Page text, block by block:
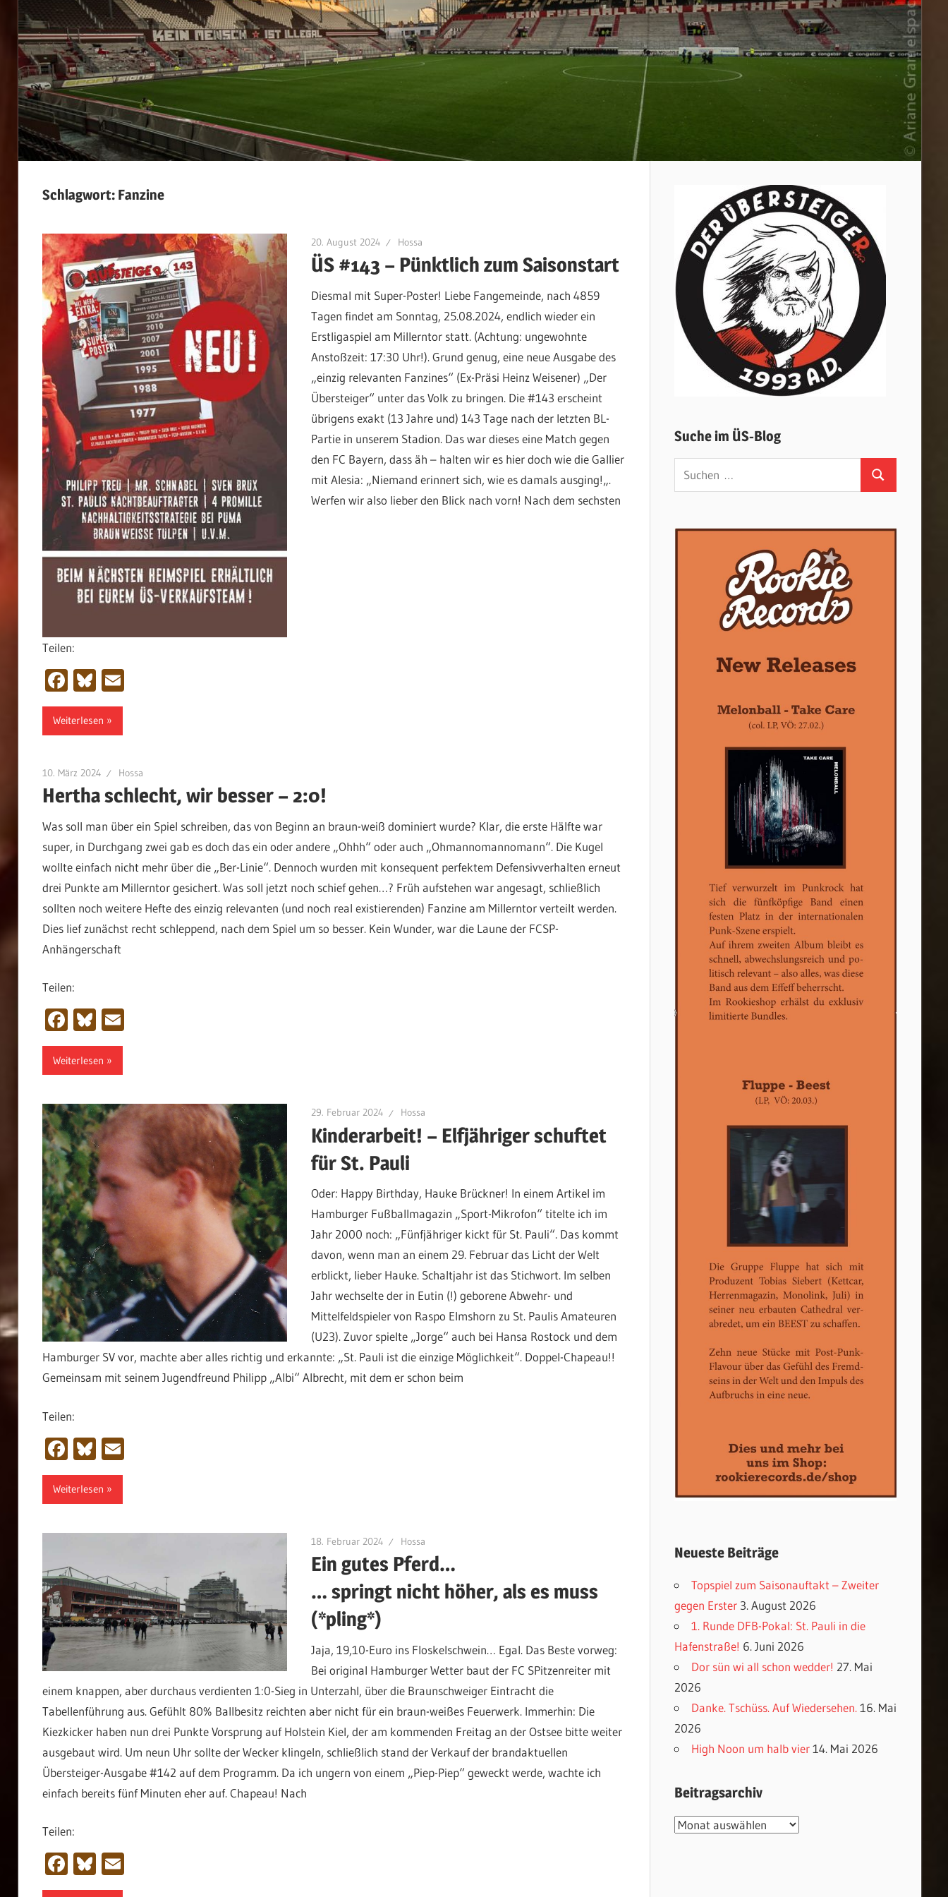
Schlagwort: Fanzine
20. August 2024 Hossa
ÜS #143 – Pünktlich zum Saisonstart
Diesmal mit Super-Poster! Liebe Fangemeinde, nach 4859
Tagen findet am Sonntag, 25.08.2024, endlich wieder ein
Erstligaspiel am Millerntor statt. (Achtung: ungewohnte
Anstoßzeit: 17:30 Uhr!). Grund genug, eine neue Ausgabe des
„einzig relevanten Fanzines“ (Ex-Präsi Heinz Weisener) „Der
Übersteiger“ unter das Volk zu bringen. Die #143 erscheint
übrigens exakt (13 Jahre und) 143 Tage nach der letzten BL-
Partie in unserem Stadion. Das war dieses eine Match gegen
den FC Bayern, dass äh – halten wir es hier doch wie die Gallier
mit Alesia: „Niemand erinnert sich, wie es damals ausging!„.
Werfen wir also lieber den Blick nach vorn! Nach dem sechsten
Teilen:
Facebook
Bluesky
Email
Weiterlesen
10. März 2024 Hossa
Hertha schlecht, wir besser – 2:0!
Was soll man über ein Spiel schreiben, das von Beginn an braun-weiß dominiert wurde? Klar, die erste Hälfte war
super, in Durchgang zwei gab es doch das ein oder andere „Ohhh“ oder auch „Ohmannomannomann“. Die Kugel
wollte einfach nicht mehr über die „Ber-Linie“. Dennoch wurden mit konsequent perfektem Defensivverhalten erneut
drei Punkte am Millerntor gesichert. Was soll jetzt noch schief gehen…? Früh aufstehen war angesagt, schließlich
sollten noch weitere Hefte des einzig relevanten (und noch real existierenden) Fanzine am Millerntor verteilt werden.
Dies lief zunächst recht schleppend, nach dem Spiel um so besser. Kein Wunder, war die Laune der FCSP-
Anhängerschaft
Teilen:
Facebook
Bluesky
Email
Weiterlesen
29. Februar 2024 Hossa
Kinderarbeit! – Elfjähriger schuftet
für St. Pauli
Oder: Happy Birthday, Hauke Brückner! In einem Artikel im
Hamburger Fußballmagazin „Sport-Mikrofon“ titelte ich im
Jahr 2000 noch: „Fünfjähriger kickt für St. Pauli“. Das kommt
davon, wenn man an einem 29. Februar das Licht der Welt
erblickt, lieber Hauke. Schaltjahr ist das Stichwort. Im selben
Jahr wechselte der in Eutin (!) geborene Abwehr- und
Mittelfeldspieler von Raspo Elmshorn zu St. Paulis Amateuren
(U23). Zuvor spielte „Jorge“ auch bei Hansa Rostock und dem
Hamburger SV vor, machte aber alles richtig und erkannte: „St. Pauli ist die einzige Möglichkeit“. Doppel-Chapeau!!
Gemeinsam mit seinem Jugendfreund Philipp „Albi“ Albrecht, mit dem er schon beim
Teilen:
Facebook
Bluesky
Email
Weiterlesen
18. Februar 2024 Hossa
Ein gutes Pferd…
… springt nicht höher, als es muss
(*pling*)
Jaja, 19,10-Euro ins Floskelschwein… Egal. Das Beste vorweg:
Bei original Hamburger Wetter baut der FC SPitzenreiter mit
einem knappen, aber durchaus verdienten 1:0-Sieg in Unterzahl, über die Braunschweiger Eintracht die
Tabellenführung aus. Gefühlt 80% Ballbesitz reichten aber nicht für ein braun-weißes Feuerwerk. Immerhin: Die
Kiezkicker haben nun drei Punkte Vorsprung auf Holstein Kiel, der am kommenden Freitag an der Ostsee bitte weiter
ausgebaut wird. Um neun Uhr sollte der Wecker klingeln, schließlich stand der Verkauf der brandaktuellen
Übersteiger-Ausgabe #142 auf dem Programm. Da ich ungern von einem „Piep-Piep“ geweckt werde, wachte ich
einfach bereits fünf Minuten eher auf. Chapeau! Nach
Teilen:
Facebook
Bluesky
Email
Suche im ÜS-Blog
Suchen
nach:
Suchen
Neueste Beiträge
Topspiel zum Saisonauftakt – Zweiter
gegen Erster 3. August 2026
1. Runde DFB-Pokal: St. Pauli in die
Hafenstraße! 6. Juni 2026
Dor sün wi all schon wedder! 27. Mai
2026
Danke. Tschüss. Auf Wiedersehen. 16. Mai
2026
High Noon um halb vier 14. Mai 2026
Beitragsarchiv
Beitragsarchiv